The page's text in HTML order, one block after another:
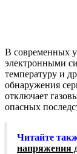
В современных
электронными
температуру и
обнаружения
отключает
опасных
Читайте
напряжения